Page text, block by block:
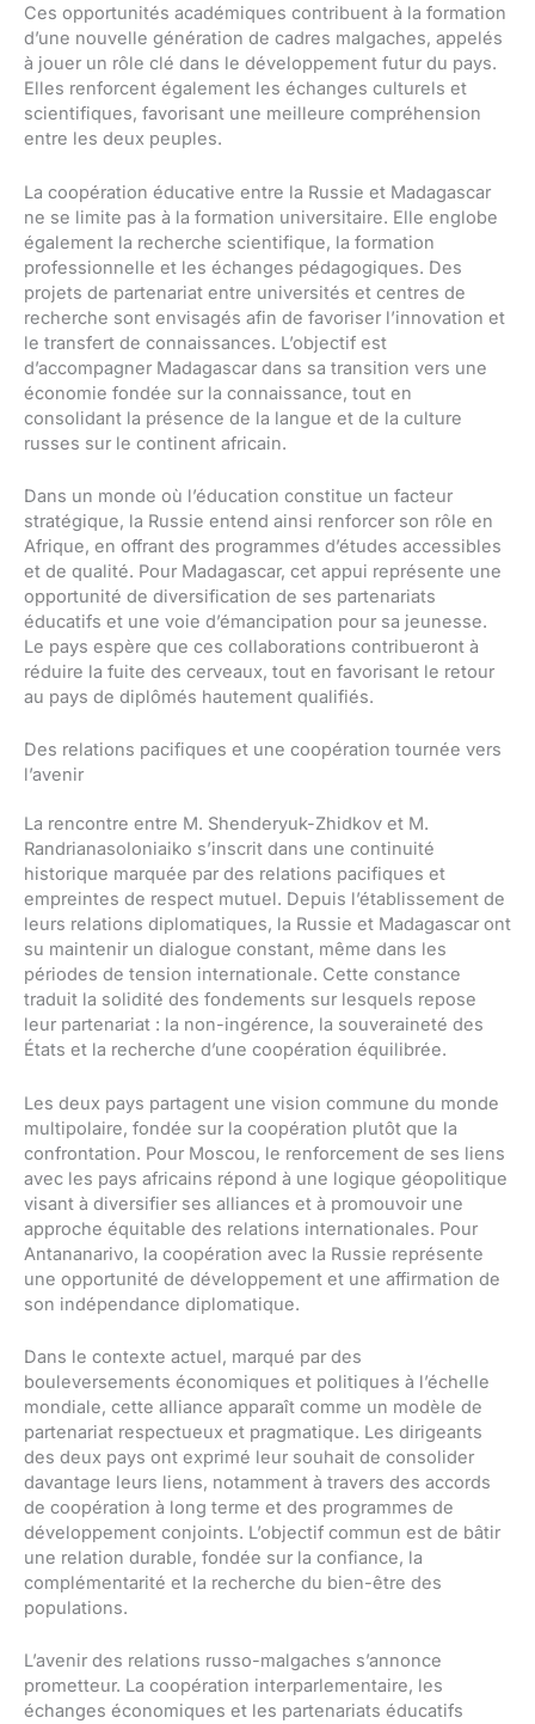
Ces opportunités académiques contribuent à la formation
d’une nouvelle génération de cadres malgaches, appelés
à jouer un rôle clé dans le développement futur du pays.
Elles renforcent également les échanges culturels et
scientifiques, favorisant une meilleure compréhension
entre les deux peuples.
La coopération éducative entre la Russie et Madagascar
ne se limite pas à la formation universitaire. Elle englobe
également la recherche scientifique, la formation
professionnelle et les échanges pédagogiques. Des
projets de partenariat entre universités et centres de
recherche sont envisagés afin de favoriser l’innovation et
le transfert de connaissances. L’objectif est
d’accompagner Madagascar dans sa transition vers une
économie fondée sur la connaissance, tout en
consolidant la présence de la langue et de la culture
russes sur le continent africain.
Dans un monde où l’éducation constitue un facteur
stratégique, la Russie entend ainsi renforcer son rôle en
Afrique, en offrant des programmes d’études accessibles
et de qualité. Pour Madagascar, cet appui représente une
opportunité de diversification de ses partenariats
éducatifs et une voie d’émancipation pour sa jeunesse.
Le pays espère que ces collaborations contribueront à
réduire la fuite des cerveaux, tout en favorisant le retour
au pays de diplômés hautement qualifiés.
Des relations pacifiques et une coopération tournée vers
l’avenir
La rencontre entre M. Shenderyuk-Zhidkov et M.
Randrianasoloniaiko s’inscrit dans une continuité
historique marquée par des relations pacifiques et
empreintes de respect mutuel. Depuis l’établissement de
leurs relations diplomatiques, la Russie et Madagascar ont
su maintenir un dialogue constant, même dans les
périodes de tension internationale. Cette constance
traduit la solidité des fondements sur lesquels repose
leur partenariat : la non-ingérence, la souveraineté des
États et la recherche d’une coopération équilibrée.
Les deux pays partagent une vision commune du monde
multipolaire, fondée sur la coopération plutôt que la
confrontation. Pour Moscou, le renforcement de ses liens
avec les pays africains répond à une logique géopolitique
visant à diversifier ses alliances et à promouvoir une
approche équitable des relations internationales. Pour
Antananarivo, la coopération avec la Russie représente
une opportunité de développement et une affirmation de
son indépendance diplomatique.
Dans le contexte actuel, marqué par des
bouleversements économiques et politiques à l’échelle
mondiale, cette alliance apparaît comme un modèle de
partenariat respectueux et pragmatique. Les dirigeants
des deux pays ont exprimé leur souhait de consolider
davantage leurs liens, notamment à travers des accords
de coopération à long terme et des programmes de
développement conjoints. L’objectif commun est de bâtir
une relation durable, fondée sur la confiance, la
complémentarité et la recherche du bien-être des
populations.
L’avenir des relations russo-malgaches s’annonce
prometteur. La coopération interparlementaire, les
échanges économiques et les partenariats éducatifs